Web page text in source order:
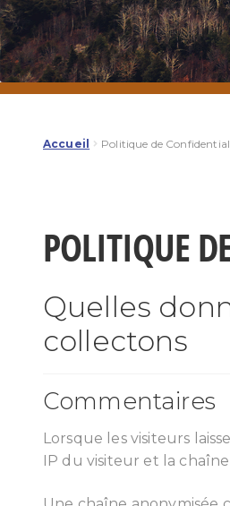
Accueil Politique de
POLITIQUE
Quelles
collectons
Commentaires
Lorsque les visiteurs
IP du visiteur et la